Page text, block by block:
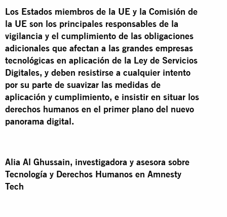
Los Estados miembros de la UE y la Comisión de
la UE son los principales responsables de la
vigilancia y el cumplimiento de las obligaciones
adicionales que afectan a las grandes empresas
tecnológicas en aplicación de la Ley de Servicios
Digitales, y deben resistirse a cualquier intento
por su parte de suavizar las medidas de
aplicación y cumplimiento, e insistir en situar los
derechos humanos en el primer plano del nuevo
panorama digital.
Alia Al Ghussain, investigadora y asesora sobre
Tecnología y Derechos Humanos en Amnesty
Tech